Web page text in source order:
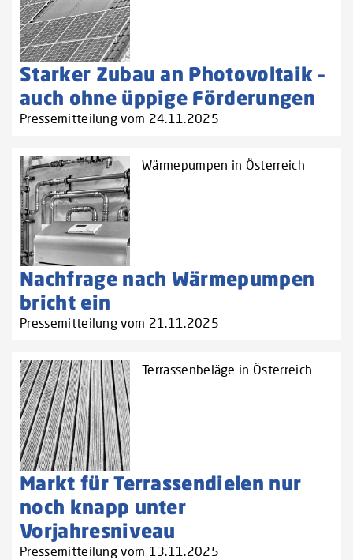
Starker Zubau an Photovoltaik –
auch ohne üppige Förderungen
Pressemitteilung vom 24.11.2025
Wärmepumpen in Österreich
Nachfrage nach Wärmepumpen
bricht ein
Pressemitteilung vom 21.11.2025
Terrassenbeläge in Österreich
Markt für Terrassendielen nur
noch knapp unter
Vorjahresniveau
Pressemitteilung vom 13.11.2025